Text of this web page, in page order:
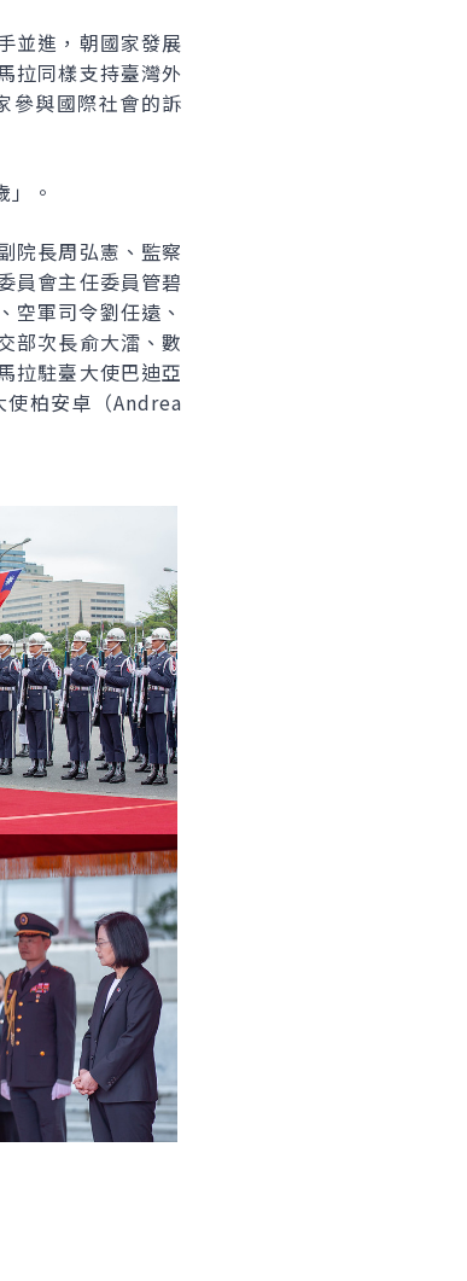
並進，朝國家發展
拉同樣支持臺灣外
參與國際社會的訴
。
院長周弘憲、監察
員會主任委員管碧
空軍司令劉任遠、
部次長俞大㵢、數
拉駐臺大使巴迪亞
柏安卓（Andrea